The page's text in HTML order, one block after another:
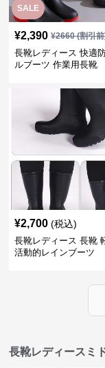
¥2,390 ¥2660(割引
長靴レディース 快適
ルブーツ 作業用長靴
¥2,700 (税込)
長靴レディース 長靴
活動的レインブーツ